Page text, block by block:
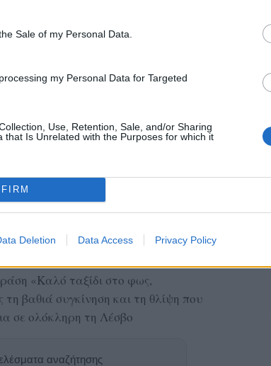
Sale of my Personal Data.
my Personal Data for Targeted
Use, Retention, Sale, and/or Sharing
that Is Unrelated with the Purposes for which it
Deletion Data Access Privacy Policy
δομές της Εκπαίδευσης θα
μαθητών και των εκπαιδευτικών,
ψυχολογική υποστήριξη αυτές τις
«Καλό ταξίδι στο φως,
βαθιά συγκίνηση και τη θλίψη που
σε ολόκληρη τη Λέσβο
αναζήτησης